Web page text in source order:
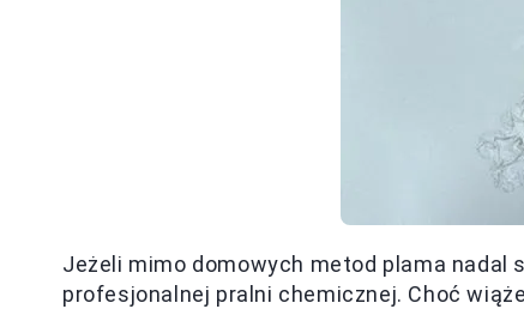
Jeżeli mimo domowych metod plama
profesjonalnej pralni chemicznej. Choć